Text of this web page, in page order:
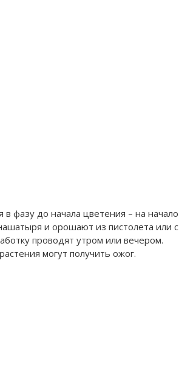
фазу до начала цветения – на начало
и орошают из пистолета или с
проводят утром или вечером.
могут получить ожог.